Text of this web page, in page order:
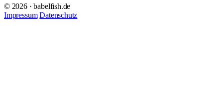
© 2026 · babelfish.de
Impressum Datenschutz